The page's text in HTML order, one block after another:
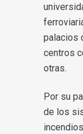
palacios
centros
otras.
Por su
de los